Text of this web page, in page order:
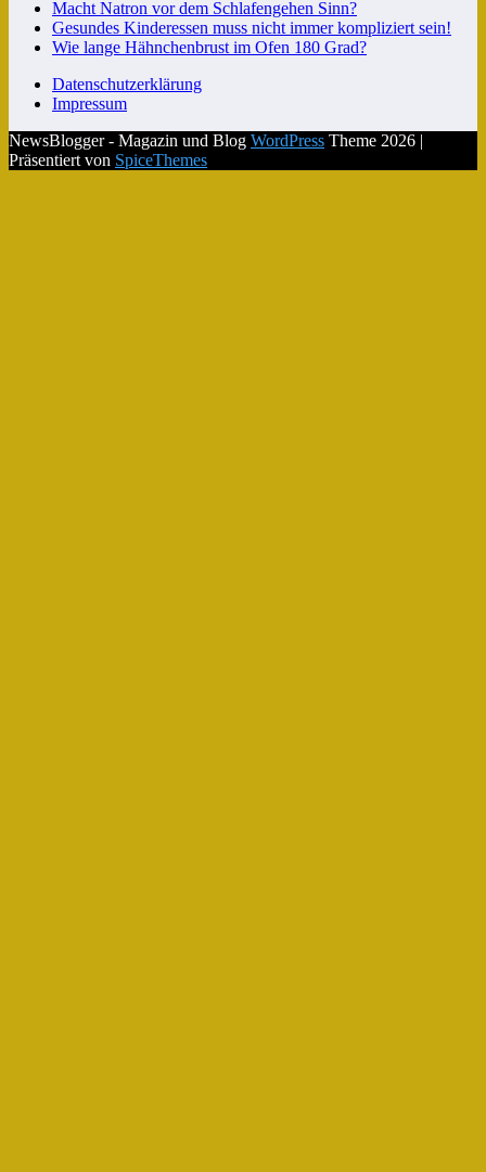
Macht Natron vor dem Schlafengehen Sinn?
Gesundes Kinderessen muss nicht immer kompliziert sein!
Wie lange Hähnchenbrust im Ofen 180 Grad?
Datenschutzerklärung
Impressum
NewsBlogger - Magazin und Blog WordPress Theme 2026 |
Präsentiert von SpiceThemes